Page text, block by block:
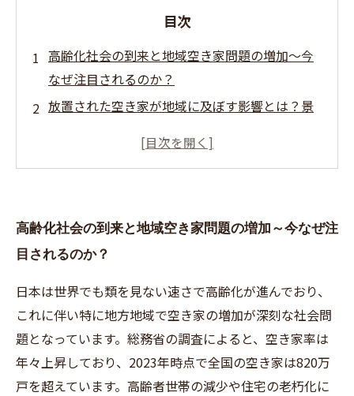
目次
高齢化社会の到来と地域空き家問題の増加～今
なぜ注目されるのか？
放置された空き家が地域に及ぼす影響とは？景
地方過疎化と空き家リスクの連鎖～犯罪・災害
用、地域ができることとは？
未来の地域を守るために～高齢化時代に求めら
れる不動産売却と空き家対策の新戦略
不動産売却で空き家問題を乗り越えるための5つ
のポイント
空き家問題の現状と展望～高齢化社会と共に変
わる地域の未来
高齢化社会の到来と地域空き家問題の増加～今なぜ注
目されるのか？
日本は世界でも類を見ない速さで高齢化が進んでおり、
これに伴い特に地方地域で空き家の増加が深刻な社会問
題となっています。総務省の調査によると、空き家率は
年々上昇しており、2023年時点で全国の空き家は820万
戸を超えています。高齢者世帯の減少や住宅の老朽化に